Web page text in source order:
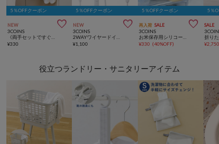
5％OFFクーポン
NEW 
3COINS
¥330
5％OFFクーポン
NEW 
3COINS
¥1,100
5％OFFクーポン
再入荷 SALE 
3COINS
¥330 (40%OFF)
5％
SALE
¥
役立つランドリー・サニタリーアイテム